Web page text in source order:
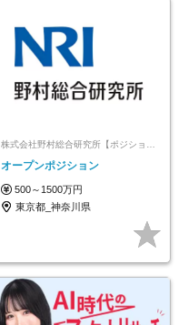
オープンポジション
500～1500万円
東京都_神奈川県